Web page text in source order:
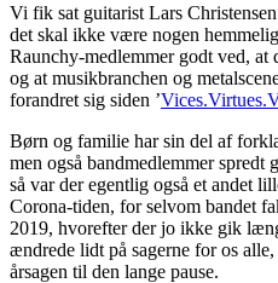
Vi fik sat guitarist Lars
det skal ikke være nogen
Raunchy-medlemmer godt ved, at
og at musikbranchen og
forandret sig siden ’
Børn og familie har sin del af
men også bandmedlemmer
så var der egentlig også et andet
Corona-tiden, for selvom bandet
2019, hvorefter der jo ikke gik
ændrede lidt på sagerne for os
årsagen til den lange pause.